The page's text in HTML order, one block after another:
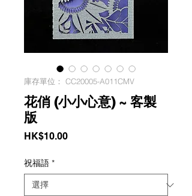
庫存單位： CC20005-A011CMV
花俏 (小小心意) ~ 客製
版
HK$10.00價
祝福語 *